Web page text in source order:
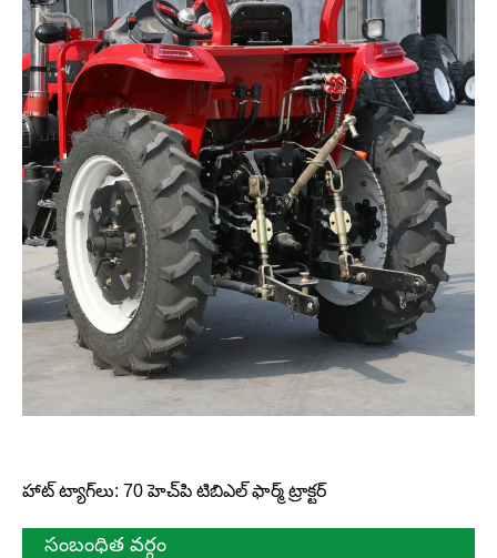
హాట్ ట్యాగ్‌లు: 70 హెచ్‌పి టిబిఎల్ ఫార్మ్ ట్రాక్టర్
సంబంధిత వర్గం